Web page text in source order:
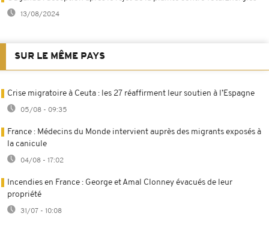
13/08/2024
SUR LE MÊME PAYS
Crise migratoire à Ceuta : les 27 réaffirment leur soutien à l’Espagne
05/08 - 09:35
France : Médecins du Monde intervient auprès des migrants exposés à
la canicule
04/08 - 17:02
Incendies en France : George et Amal Clonney évacués de leur
propriété
31/07 - 10:08